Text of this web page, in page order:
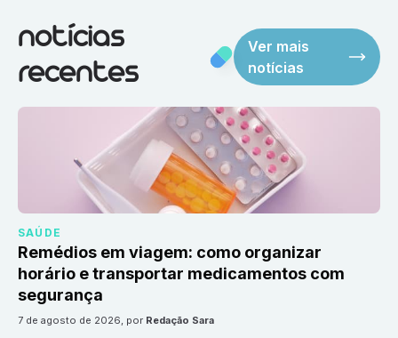
notícias
recentes
Ver mais
notícias
SAÚDE
Remédios em viagem: como organizar
horário e transportar medicamentos com
segurança
7 de agosto de 2026, por Redação Sara